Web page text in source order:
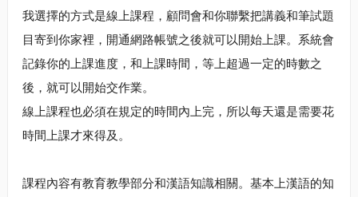
我選擇的方式是線上課程，顧問會和你聯繫把講義和筆試題
目寄到你家裡，開通網路帳號之後就可以開始上課。系統會
記錄你的上課進度，和上課時間，等上超過一定的時數之
後，就可以開始交作業。
線上課程也必須在規定的時間內上完，所以每天還是需要花
時間上課才來得及。
課程內容有教育教學部分和漢語知識相關。基本上漢語的知